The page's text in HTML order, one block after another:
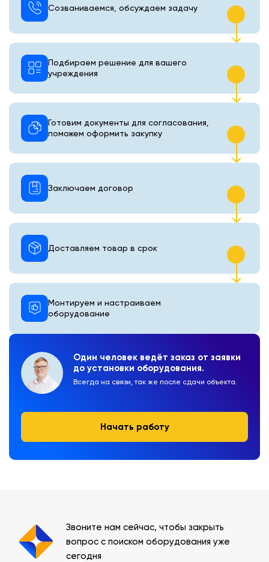
Один человек ведёт заказ от заявки
до установки оборудования.
Всегда на связи, так же после сдачи объекта.
Начать работу
Созваниваемся, обсуждаем задачу
Подбираем решение для вашего
учреждения
Готовим документы для согласования,
поможем оформить закупку
Монтируем и настраиваем
оборудование
Доставляем товар в срок
Заключаем договор
Звоните нам сейчас, чтобы закрыть
вопрос с поиском оборудования уже
сегодня